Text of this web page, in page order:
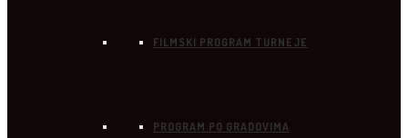
FILMSKI PROGRAM TURNEJE
PROGRAM PO GRADOVIMA